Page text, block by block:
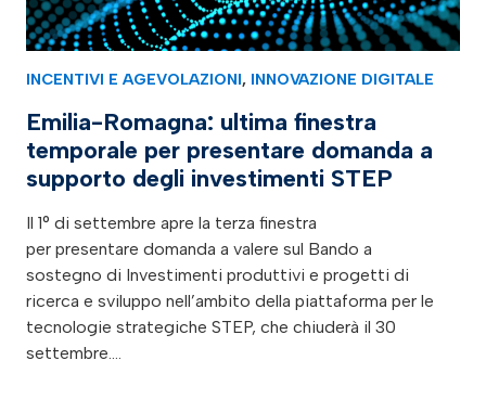
INCENTIVI E AGEVOLAZIONI, INNOVAZIONE DIGITALE
Emilia-Romagna: ultima finestra
temporale per presentare domanda a
supporto degli investimenti STEP
Il 1° di settembre apre la terza finestra
per presentare domanda a valere sul Bando a
sostegno di Investimenti produttivi e progetti di
ricerca e sviluppo nell’ambito della piattaforma per le
tecnologie strategiche STEP, che chiuderà il 30
settembre.…